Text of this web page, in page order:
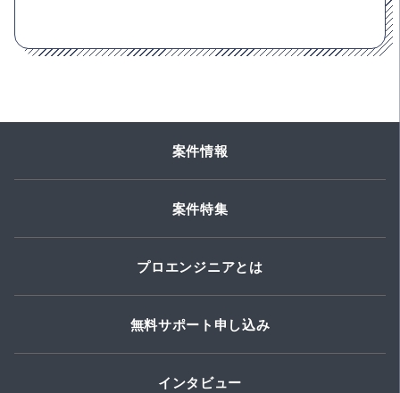
案件情報
案件特集
プロエンジニアとは
無料サポート申し込み
インタビュー